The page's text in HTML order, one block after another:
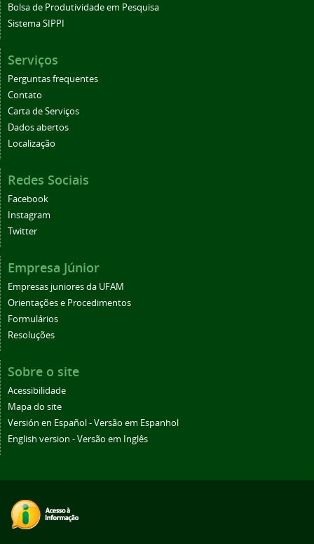
Bolsa de Produtividade em Pesquisa
Sistema SIPPI
Serviços
Perguntas frequentes
Contato
Carta de Serviços
Dados abertos
Localização
Redes Sociais
Facebook
Instagram
Twitter
Empresa Júnior
Empresas juniores da UFAM
Orientações e Procedimentos
Formulários
Resoluções
Sobre o site
Acessibilidade
Mapa do site
Versión en Español - Versão em Espanhol
English version - Versão em Inglês